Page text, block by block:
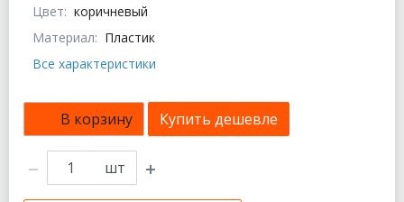
Цвет: коричневый
Материал: Пластик
Все характеристики
В корзину Купить дешевле
шт